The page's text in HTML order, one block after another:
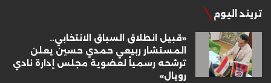
تريند اليوم
«قبيل انطلاق السباق الانتخابي..
المستشار ربيعي حمدي حسين يعلن
ترشحه رسمياً لعضوية مجلس إدارة نادي
رويال»